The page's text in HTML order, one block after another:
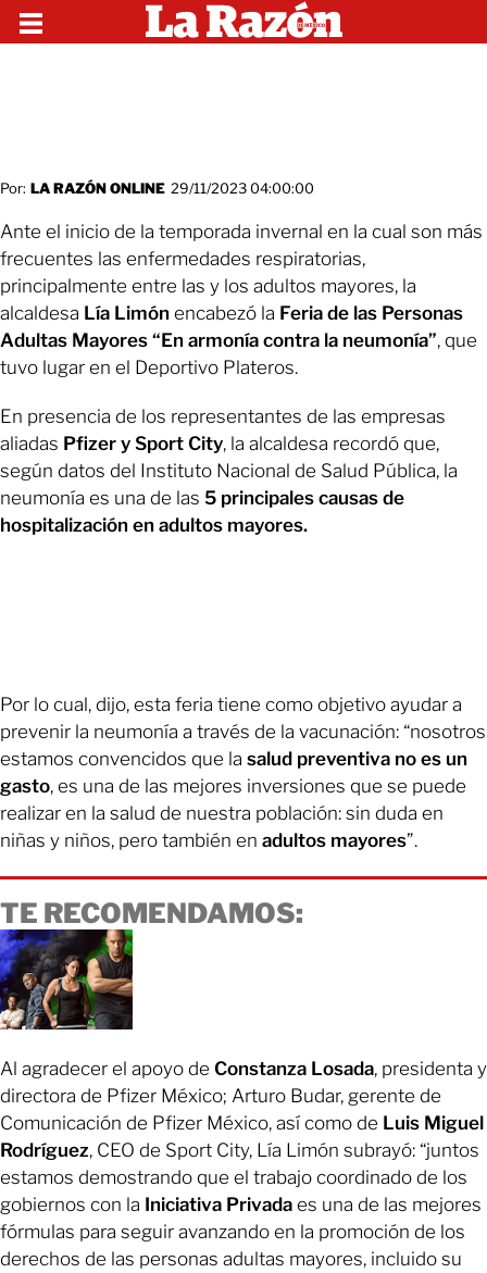
Por: LA RAZÓN ONLINE 29/11/2023 04:00:00
Ante el inicio de la temporada invernal en la cual son más
frecuentes las enfermedades respiratorias,
principalmente entre las y los adultos mayores, la
alcaldesa Lía Limón encabezó la Feria de las Personas
Adultas Mayores “En armonía contra la neumonía”, que
tuvo lugar en el Deportivo Plateros.
En presencia de los representantes de las empresas
aliadas Pfizer y Sport City, la alcaldesa recordó que,
según datos del Instituto Nacional de Salud Pública, la
neumonía es una de las 5 principales causas de
hospitalización en adultos mayores.
Por lo cual, dijo, esta feria tiene como objetivo ayudar a
prevenir la neumonía a través de la vacunación: “nosotros
estamos convencidos que la salud preventiva no es un
gasto, es una de las mejores inversiones que se puede
realizar en la salud de nuestra población: sin duda en
niñas y niños, pero también en adultos mayores”.
TE RECOMENDAMOS:
Al agradecer el apoyo de Constanza Losada, presidenta y
directora de Pfizer México; Arturo Budar, gerente de
Comunicación de Pfizer México, así como de Luis Miguel
Rodríguez, CEO de Sport City, Lía Limón subrayó: “juntos
estamos demostrando que el trabajo coordinado de los
gobiernos con la Iniciativa Privada es una de las mejores
fórmulas para seguir avanzando en la promoción de los
derechos de las personas adultas mayores, incluido su